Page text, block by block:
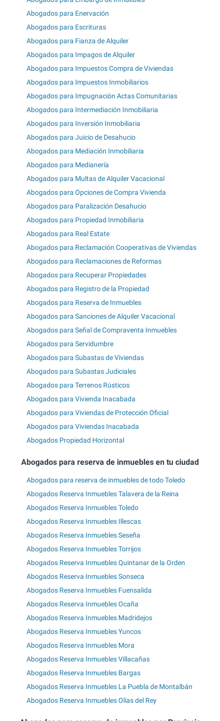
Abogados para Enervación
Abogados para Escrituras
Abogados para Fianza de Alquiler
Abogados para Impagos de Alquiler
Abogados para Impuestos Compra de Viviendas
Abogados para Impuestos Inmobiliarios
Abogados para Impugnación Actas Comunitarias
Abogados para Intermediación Inmobiliaria
Abogados para Inversión Inmobiliaria
Abogados para Juicio de Desahucio
Abogados para Mediación Inmobiliaria
Abogados para Medianería
Abogados para Multas de Alquiler Vacacional
Abogados para Opciones de Compra Vivienda
Abogados para Paralización Desahucio
Abogados para Propiedad Inmobiliaria
Abogados para Real Estate
Abogados para Reclamación Cooperativas de Viviendas
Abogados para Reclamaciones de Reformas
Abogados para Recuperar Propiedades
Abogados para Registro de la Propiedad
Abogados para Reserva de Inmuebles
Abogados para Sanciones de Alquiler Vacacional
Abogados para Señal de Compraventa Inmuebles
Abogados para Servidumbre
Abogados para Subastas de Viviendas
Abogados para Subastas Judiciales
Abogados para Terrenos Rústicos
Abogados para Vivienda Inacabada
Abogados para Viviendas de Protección Oficial
Abogados para Viviendas Inacabada
Abogados Propiedad Horizontal
Abogados para reserva de inmuebles en tu ciudad
Abogados para reserva de inmuebles de todo Toledo
Abogados Reserva Inmuebles Talavera de la Reina
Abogados Reserva Inmuebles Toledo
Abogados Reserva Inmuebles Illescas
Abogados Reserva Inmuebles Seseña
Abogados Reserva Inmuebles Torrijos
Abogados Reserva Inmuebles Quintanar de la Orden
Abogados Reserva Inmuebles Sonseca
Abogados Reserva Inmuebles Fuensalida
Abogados Reserva Inmuebles Ocaña
Abogados Reserva Inmuebles Madridejos
Abogados Reserva Inmuebles Yuncos
Abogados Reserva Inmuebles Mora
Abogados Reserva Inmuebles Villacañas
Abogados Reserva Inmuebles Bargas
Abogados Reserva Inmuebles La Puebla de Montalbán
Abogados Reserva Inmuebles Olías del Rey